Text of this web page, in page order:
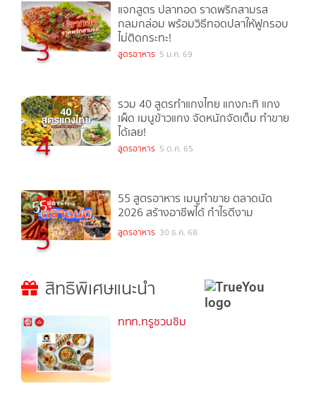
3
แจกสูตร ปลาทอด ราดพริกสามรส
กลมกล่อม พร้อมวิธีทอดปลาให้ฟูกรอบ
ไม่ติดกระทะ!
สูตรอาหาร 5 ม.ค. 69
4
รวม 40 สูตรทำแกงไทย แกงกะทิ แกง
เผ็ด เมนูข้าวแกง จัดหนักจัดเต็ม ทำขาย
ได้เลย!
สูตรอาหาร 5 ต.ค. 65
5
55 สูตรอาหาร เมนูทำขาย ตลาดนัด
2026 สร้างอาชีพได้ กำไรดีงาม
สูตรอาหาร 30 ธ.ค. 68
สิทธิพิเศษแนะนำ
ททท.ทรูชวนชิม